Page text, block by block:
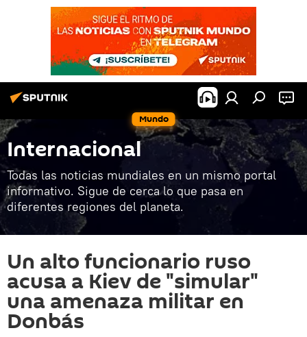
Mundo
Internacional
Todas las noticias mundiales en un mismo portal
informativo. Sigue de cerca lo que pasa en
diferentes regiones del planeta.
Un alto funcionario ruso
acusa a Kiev de "simular"
una amenaza militar en
Donbás